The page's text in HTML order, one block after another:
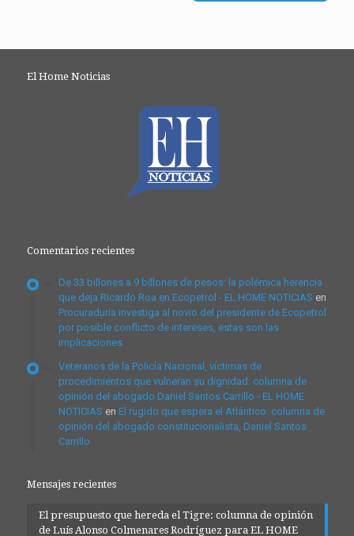
El Home Noticias
Comentarios recientes
De 33 billones a 9 billones de pesos: la polémica herencia
que deja Ricardo Roa en Ecopetrol - EL HOME NOTICIAS en
Procuraduría investiga al novio del presidente de Ecopetrol
por posible conflicto de intereses, estas son las
implicaciones
Veteranos de la Policía Nacional, víctimas de
procedimientos que vulneran su dignidad: columna de
opinión del abogado Daniel Santos Carrillo - EL HOME
NOTICIAS en El rugido que espera el Atlántico: columna de
opinión del abogado constitucionalista, Daniel Santos
Carrillo
Mensajes recientes
El presupuesto que hereda el Tigre: columna de opinión
de Luís Alonso Colmenares Rodríguez para EL HOME